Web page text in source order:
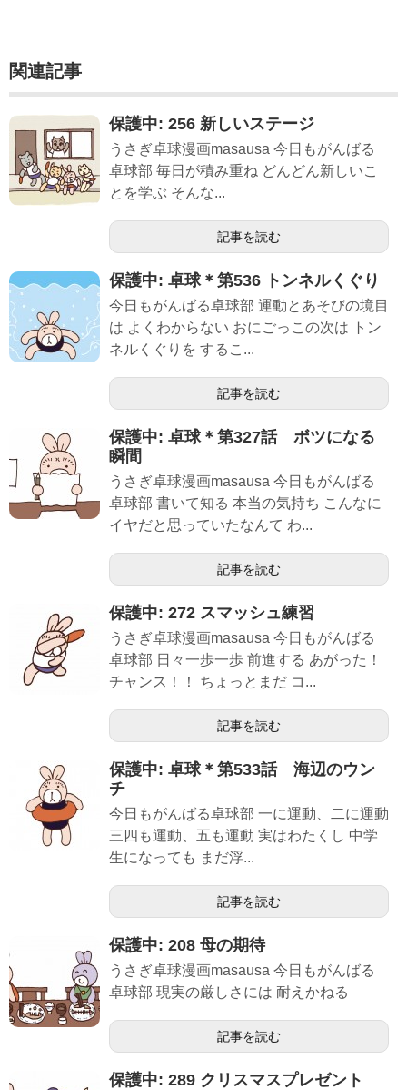
関連記事
保護中: 256 新しいステージ
うさぎ卓球漫画masausa 今日もがんばる
卓球部 毎日が積み重ね どんどん新しいこ
とを学ぶ そんな...
記事を読む
保護中: 卓球＊第536 トンネルくぐり
今日もがんばる卓球部 運動とあそびの境目
は よくわからない おにごっこの次は トン
ネルくぐりを するこ...
記事を読む
保護中: 卓球＊第327話 ボツになる
瞬間
うさぎ卓球漫画masausa 今日もがんばる
卓球部 書いて知る 本当の気持ち こんなに
イヤだと思っていたなんて わ...
記事を読む
保護中: 272 スマッシュ練習
うさぎ卓球漫画masausa 今日もがんばる
卓球部 日々一歩一歩 前進する あがった！
チャンス！！ ちょっとまだ コ...
記事を読む
保護中: 卓球＊第533話 海辺のウン
チ
今日もがんばる卓球部 一に運動、二に運動
三四も運動、五も運動 実はわたくし 中学
生になっても まだ浮...
記事を読む
保護中: 208 母の期待
うさぎ卓球漫画masausa 今日もがんばる
卓球部 現実の厳しさには 耐えかねる
記事を読む
保護中: 289 クリスマスプレゼント